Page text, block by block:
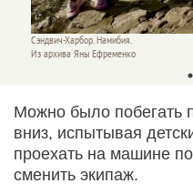
Сэндвич-Харбор. Намибия.
Из архива Яны Ефременко
Можно было побегать
вниз, испытывая
проехать на машине
сменить экипаж.